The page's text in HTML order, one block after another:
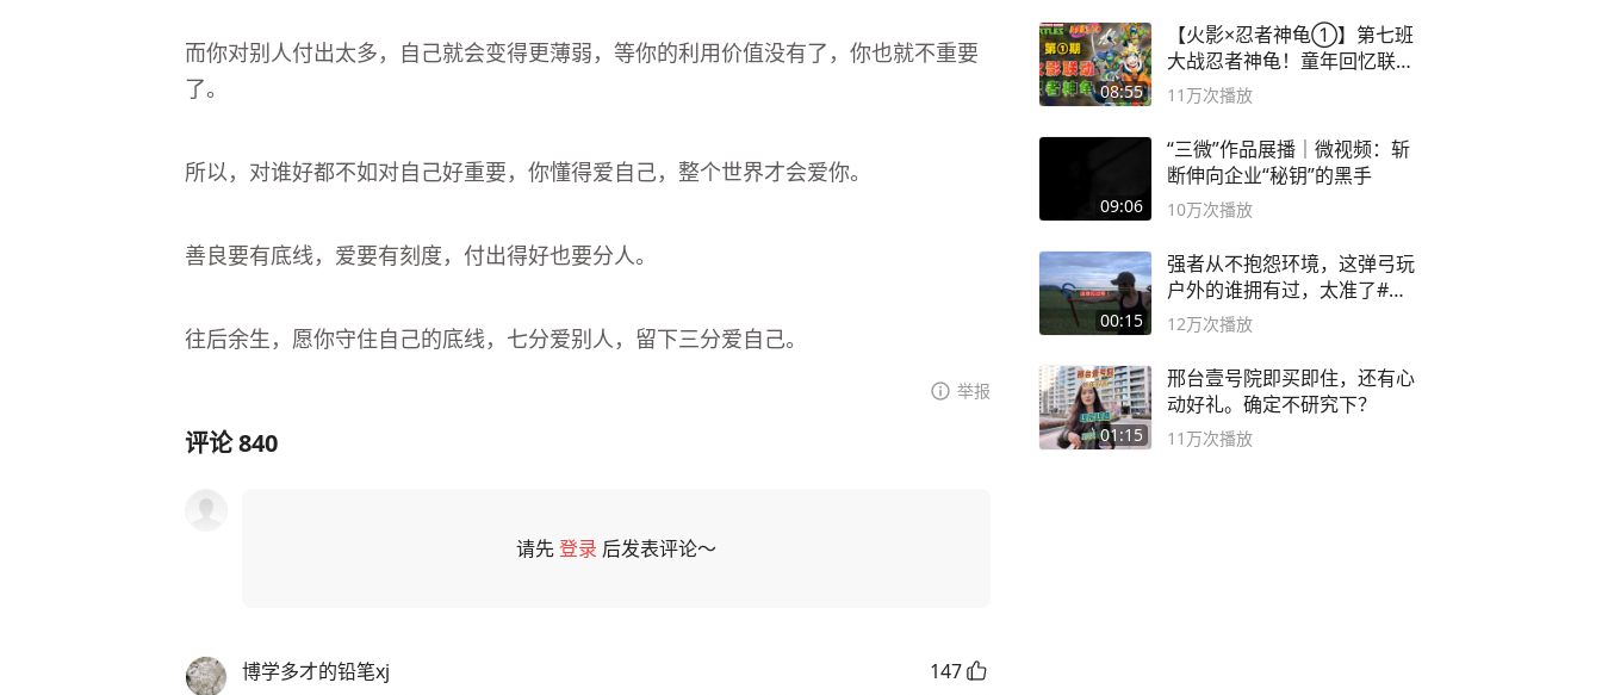
而你对别人付出太多，自己就会变得更薄弱，等你的利用价值没有了，你也就不重要
了。
所以，对谁好都不如对自己好重要，你懂得爱自己，整个世界才会爱你。
善良要有底线，爱要有刻度，付出得好也要分人。
往后余生，愿你守住自己的底线，七分爱别人，留下三分爱自己。
举报
评论840
请先登录 后发表评论～
博学多才的铅笔xj
147
08:55
【火影×忍者神龟①】第七班
大战忍者神龟！童年回忆联动
论武？
11万次播放
09:06
“三微”作品展播｜微视频：斩
断伸向企业“秘钥”的黑手
10万次播放
00:15
强者从不抱怨环境，这弹弓玩
户外的谁拥有过，太准了#弹
弓#户外
12万次播放
01:15
邢台壹号院即买即住，还有心
动好礼。确定不研究下？
11万次播放